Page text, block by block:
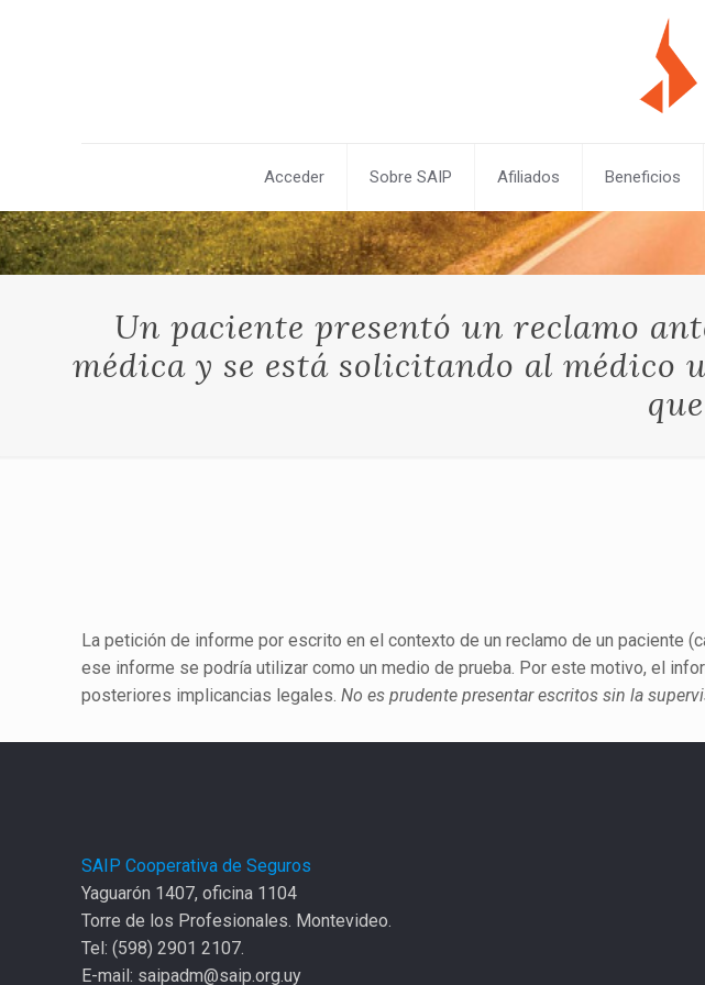
Acceder Sobre SAIP Afiliados Beneficios
Un paciente presentó un reclamo
médica y se está solicitando al
La petición de informe por escrito en el contexto de un reclamo de un paciente
ese informe se podría utilizar como un medio de prueba. Por este motivo, el
posteriores implicancias legales.No es prudente presentar escritos sin la
SAIP Cooperativa de Seguros
Yaguarón 1407, oficina 1104
Torre de los Profesionales. Montevideo.
Tel: (598) 2901 2107.
E-mail: saipadm@saip.org.uy